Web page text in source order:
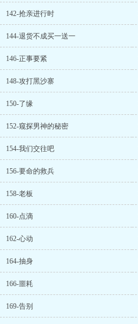
142-抢亲进行时
144-退货不成买一送一
146-正事要紧
148-攻打黑沙寨
150-了缘
152-窥探男神的秘密
154-我们交往吧
156-要命的救兵
158-老板
160-点滴
162-心动
164-抽身
166-噩耗
169-告别